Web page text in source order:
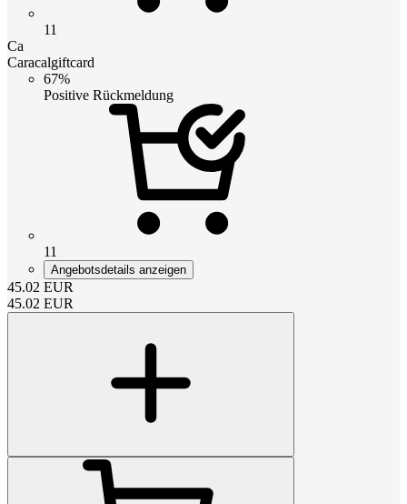
11
Ca
Caracalgiftcard
67%
Positive Rückmeldung
11
Angebotsdetails anzeigen
45.02 EUR
45.02 EUR